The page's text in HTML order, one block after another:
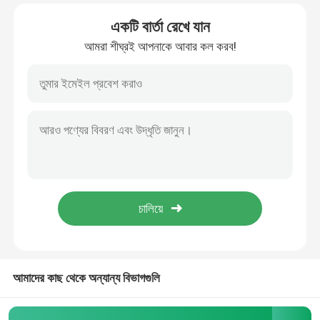
আমাদের সম্পর্কে
কারখানা ভ্রমণ
মান নিয়ন্ত্রণ
একটি বার্তা রেখে যান
আমরা শীঘ্রই আপনাকে আবার কল করব!
আমাদের কাছ থেকে অন্যান্য বিভাগগুলি